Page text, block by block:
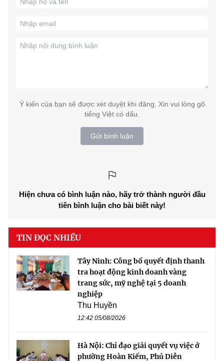
Ý kiến của bạn sẽ được xét duyệt khi đăng. Xin vui lòng gõ
tiếng Việt có dấu.
Gửi bình luận
Hiện chưa có bình luận nào, hãy trở thành người đầu
tiên bình luận cho bài biết này!
TIN ĐỌC NHIỀU
Tây Ninh: Công bố quyết định thanh
tra hoạt động kinh doanh vàng
trang sức, mỹ nghệ tại 5 doanh
nghiệp
Thu Huyền
12:42 05/08/2026
Hà Nội: Chỉ đạo giải quyết vụ việc ở
phường Hoàn Kiếm, Phú Diễn